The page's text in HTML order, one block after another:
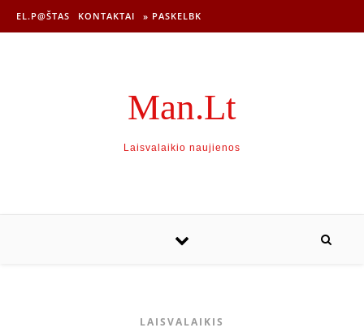
EL.P@ŠTAS KONTAKTAI » PASKELBK
Man.Lt
Laisvalaikio naujienos
LAISVALAIKIS